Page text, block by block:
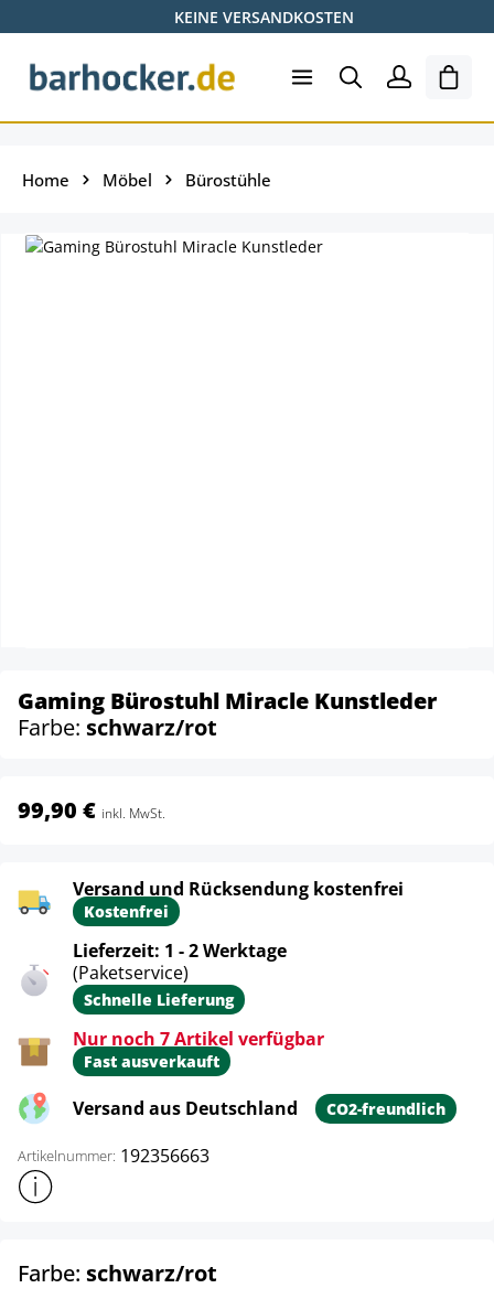
Zum Hauptinhalt springenKEINE VERSANDKOSTEN
Home Möbel Bürostühle
Gaming Bürostuhl Miracle Kunstleder
Farbe: schwarz/rot
99,90 € inkl. MwSt.
Versand und Rücksendung kostenfrei
Kostenfrei
Lieferzeit: 1 - 2 Werktage
(Paketservice)
Schnelle Lieferung
Nur noch 7 Artikel verfügbar
Fast ausverkauft
Versand aus Deutschland CO2-freundlich
Artikelnummer: 192356663
Weitere Produktinformationen anzeigen
Farbe: schwarz/rot